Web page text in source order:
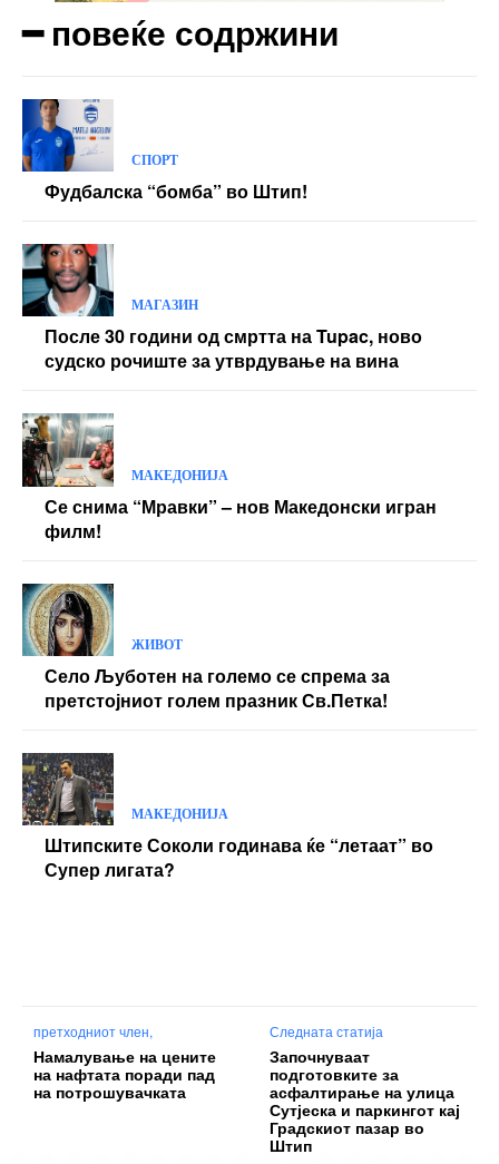
━ повеќе содржини
СПОРТ
Фудбалска “бомба” во Штип!
МАГАЗИН
После 30 години од смртта на Tupac, ново
судско рочиште за утврдување на вина
МАКЕДОНИЈА
Се снима “Мравки” – нов Македонски игран
филм!
ЖИВОТ
Село Љуботен на големо се спрема за
претстојниот голем празник Св.Петка!
МАКЕДОНИЈА
Штипските Соколи годинава ќе “летаат” во
Супер лигата?
претходниот член,
Намалување на цените
на нафтата поради пад
на потрошувачката
Следната статија
Започнуваат
подготовките за
асфалтирање на улица
Сутјеска и паркингот кај
Градскиот пазар во
Штип